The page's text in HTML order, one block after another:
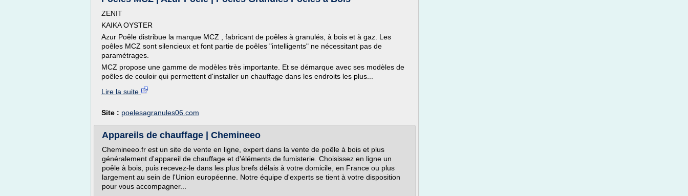
ZENIT
KAIKA OYSTER
Azur Poêle distribue la marque MCZ , fabricant de poêles à granulés, à bois et à gaz. Les
poêles MCZ sont silencieux et font partie de poêles "intelligents" ne nécessitant pas de
paramétrages.
MCZ propose une gamme de modèles très importante. Et se démarque avec ses modèles de
poêles de couloir qui permettent d'installer un chauffage dans les endroits les plus...
Lire la suite
Site : poelesagranules06.com
Appareils de chauffage | Chemineeo
Chemineeo.fr est un site de vente en ligne, expert dans la vente de poêle à bois et plus
généralement d'appareil de chauffage et d'éléments de fumisterie. Choisissez en ligne un
poêle à bois, puis recevez-le dans les plus brefs délais à votre domicile, en France ou plus
largement au sein de l'Union européenne. Notre équipe d'experts se tient à votre disposition
pour vous accompagner...